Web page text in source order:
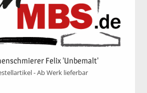
Felix 'Unbemalt'
- Ab Werk lieferbar